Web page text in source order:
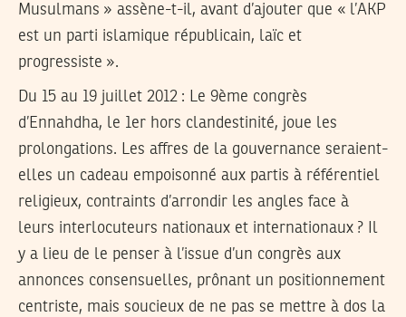
Musulmans » assène-t-il, avant d’ajouter que « l’AKP
est un parti islamique républicain, laïc et
progressiste ».
Du 15 au 19 juillet 2012 : Le 9ème congrès
d’Ennahdha, le 1er hors clandestinité, joue les
prolongations. Les affres de la gouvernance seraient-
elles un cadeau empoisonné aux partis à référentiel
religieux, contraints d’arrondir les angles face à
leurs interlocuteurs nationaux et internationaux ? Il
y a lieu de le penser à l’issue d’un congrès aux
annonces consensuelles, prônant un positionnement
centriste, mais soucieux de ne pas se mettre à dos la